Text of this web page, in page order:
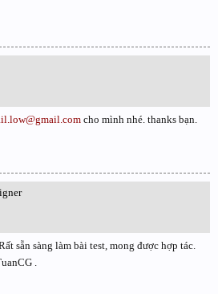
cho mình nhé. thanks bạn.
sẵn sàng làm bài test, mong được hợp tác.
.